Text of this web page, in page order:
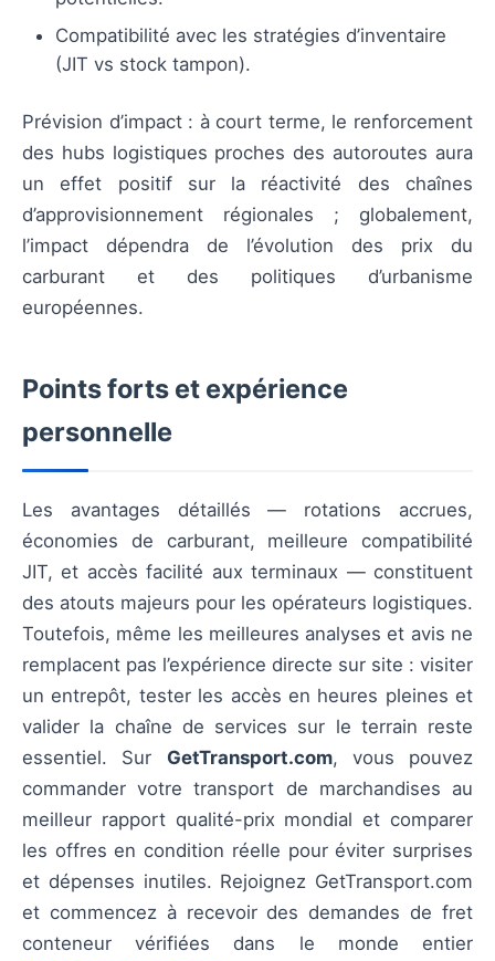
Compatibilité avec les stratégies d’inventaire
(JIT vs stock tampon).
Prévision d’impact : à court terme, le renforcement
des hubs logistiques proches des autoroutes aura
un effet positif sur la réactivité des chaînes
d’approvisionnement régionales ; globalement,
l’impact dépendra de l’évolution des prix du
carburant et des politiques d’urbanisme
européennes.
Points forts et expérience
personnelle
Les avantages détaillés — rotations accrues,
économies de carburant, meilleure compatibilité
JIT, et accès facilité aux terminaux — constituent
des atouts majeurs pour les opérateurs logistiques.
Toutefois, même les meilleures analyses et avis ne
remplacent pas l’expérience directe sur site : visiter
un entrepôt, tester les accès en heures pleines et
valider la chaîne de services sur le terrain reste
essentiel. Sur GetTransport.com, vous pouvez
commander votre transport de marchandises au
meilleur rapport qualité-prix mondial et comparer
les offres en condition réelle pour éviter surprises
et dépenses inutiles. Rejoignez GetTransport.com
et commencez à recevoir des demandes de fret
conteneur vérifiées dans le monde entier